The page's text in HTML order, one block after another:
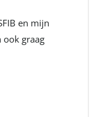
en mijn
ook graag